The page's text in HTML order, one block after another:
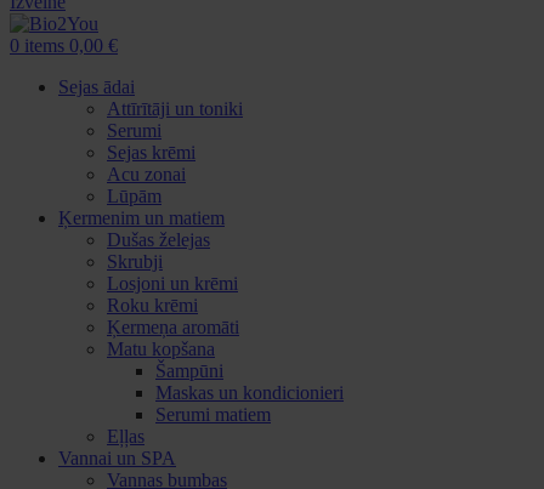
0 items 0,00 €
Sejas ādai
Attīrītāji un toniki
Serumi
Sejas krēmi
Acu zonai
Lūpām
Ķermenim un matiem
Dušas želejas
Skrubji
Losjoni un krēmi
Roku krēmi
Ķermeņa aromāti
Matu kopšana
Šampūni
Maskas un kondicionieri
Serumi matiem
Eļļas
Vannai un SPA
Vannas bumbas